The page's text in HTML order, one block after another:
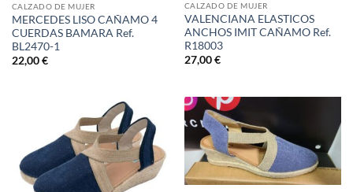
CALZADO DE MUJER
MERCEDES LISO CAÑAMO 4
CUERDAS BAMARA Ref.
BL2470-1
22,00€
CALZADO DE MUJER
VALENCIANA ELASTICOS
ANCHOS IMIT CAÑAMO Ref.
R18003
27,00€